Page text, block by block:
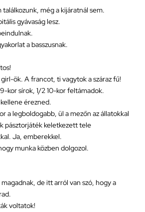
még a kijáratnál sem.
gyávaság lesz.
a basszusnak.
ök. A francot, ti vagytok a száraz fű!
kor sírok, 1/2 10-kor feltámadok.
érezned.
a legboldogabb, ül a mezőn az állatokkal
pásztorjáték keletkezett tele
Ja, emberekkel.
munka közben dolgozol.
de itt arról van szó, hogy a
voltatok!